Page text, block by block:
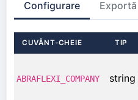
Configurare Exportă
CUVÂNT-CHEIE TIP
ABRAFLEXI_COMPANY string